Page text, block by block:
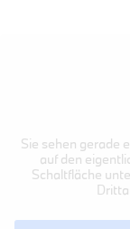
Sie sehen gerade
auf den
Schaltfläche